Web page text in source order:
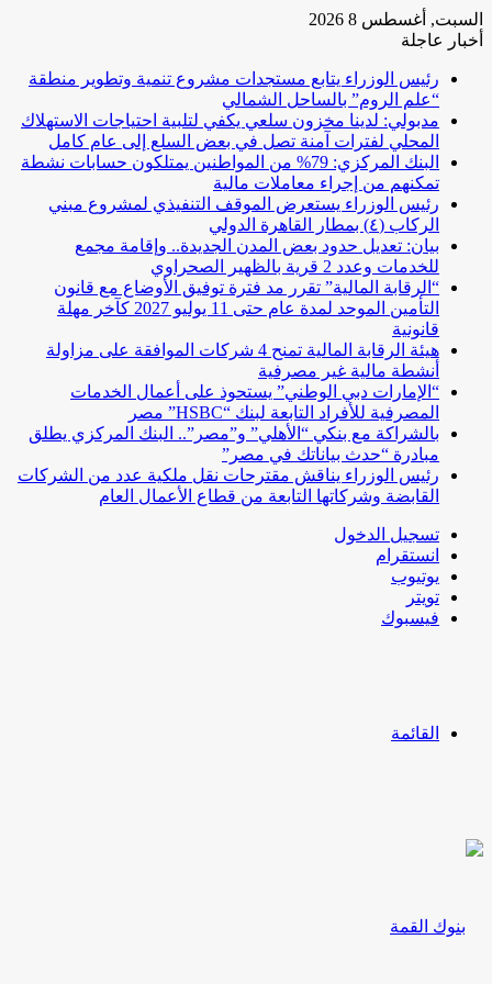
السبت, أغسطس 8 2026
أخبار عاجلة
رئيس الوزراء يتابع مستجدات مشروع تنمية وتطوير منطقة
“علم الروم” بالساحل الشمالي
مدبولي: لدينا مخزون سلعي يكفي لتلبية احتياجات الاستهلاك
المحلي لفترات آمنة تصل في بعض السلع إلى عام كامل
البنك المركزي: 79% من المواطنين يمتلكون حسابات نشطة
تمكنهم من إجراء معاملات مالية
رئيس الوزراء يستعرض الموقف التنفيذي لمشروع مبني
الركاب (٤) بمطار القاهرة الدولي
بيان: تعديل حدود بعض المدن الجديدة.. وإقامة مجمع
للخدمات وعدد 2 قرية بالظهير الصحراوي
“الرقابة المالية” تقرر مد فترة توفيق الأوضاع مع قانون
التأمين الموحد لمدة عام حتى 11 يوليو 2027 كآخر مهلة
قانونية
هيئة الرقابة المالية تمنح 4 شركات الموافقة على مزاولة
أنشطة مالية غير مصرفية
“الإمارات دبي الوطني” يستحوذ على أعمال الخدمات
المصرفية للأفراد التابعة لبنك “HSBC” مصر
بالشراكة مع بنكي “الأهلي” و”مصر”.. البنك المركزي يطلق
مبادرة “حدث بياناتك في مصر”
رئيس الوزراء يناقش مقترحات نقل ملكية عدد من الشركات
القابضة وشركاتها التابعة من قطاع الأعمال العام
تسجيل الدخول
انستقرام
يوتيوب
تويتر
فيسبوك
القائمة